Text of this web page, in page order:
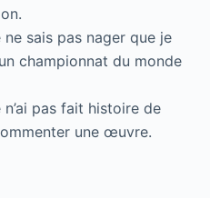
ne sais pas nager que je
championnat du monde
n’ai pas fait histoire de
une œuvre.